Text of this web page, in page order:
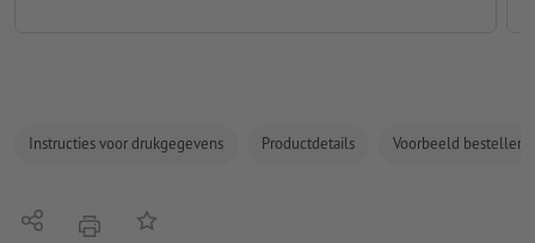
Instructies voor drukgegevens Productdetails Voorbeeld bestellen
Delen afdrukkenOp de lijst